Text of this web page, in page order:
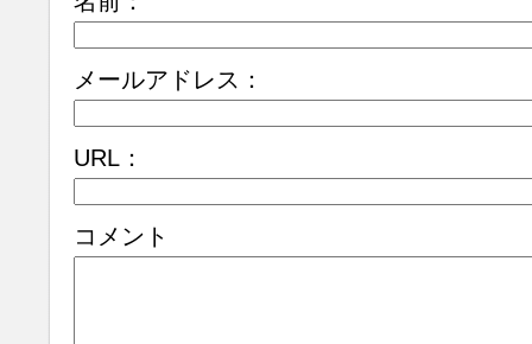
メールアドレス：
URL：
コメント